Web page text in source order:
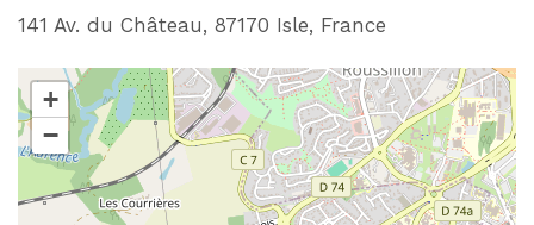
141 Av. du Château, 87170 Isle, France
+
−